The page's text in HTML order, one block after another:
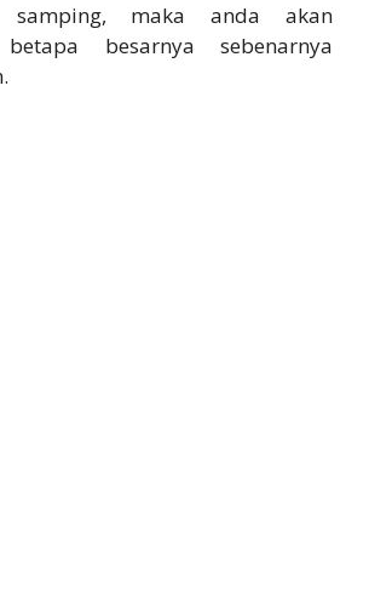
maka anda akan
betapa besarnya sebenarnya